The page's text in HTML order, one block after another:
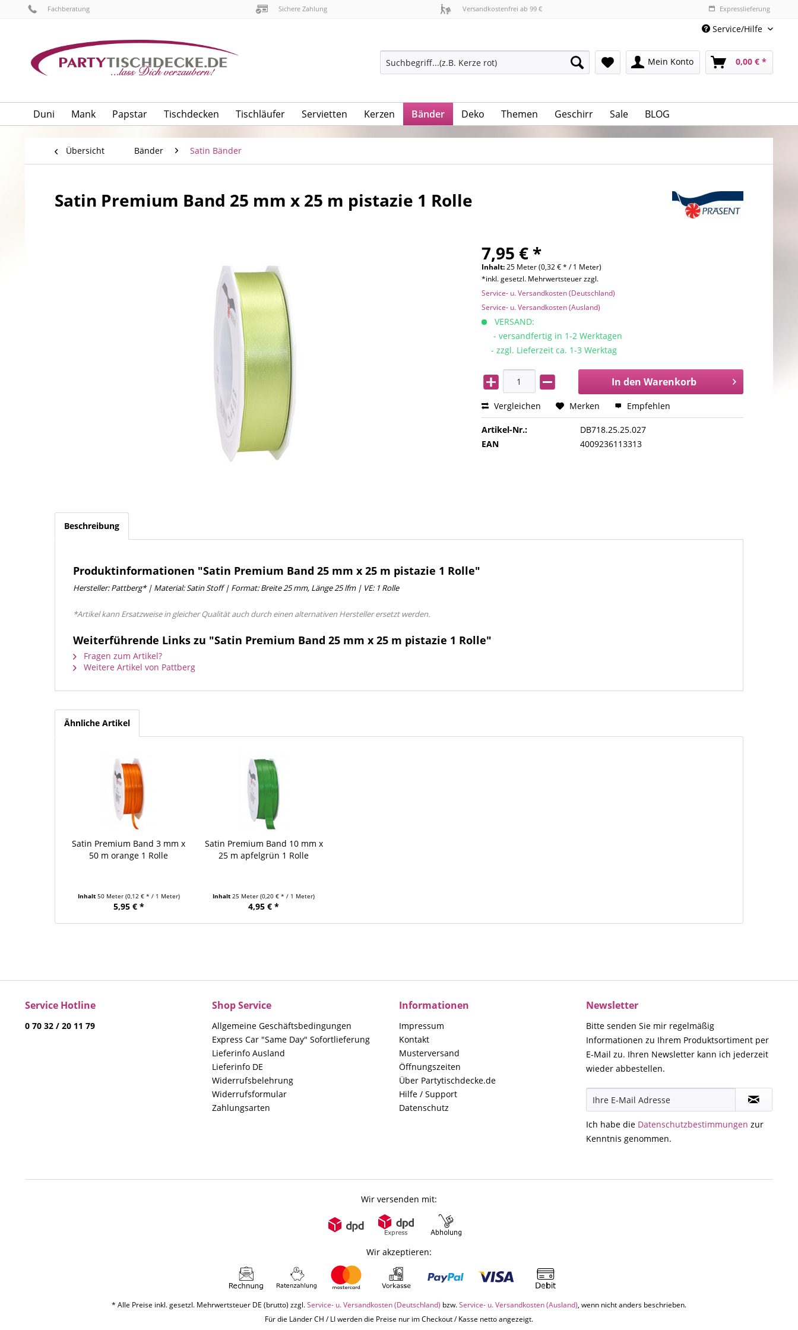
Fachberatung Sichere Zahlung Versandkostenfrei ab 99 € Expresslieferung
Service/Hilfe
Mein Konto 0,00 € *
Duni Mank Papstar Tischdecken Tischläufer Servietten Kerzen Bänder Deko Themen Geschirr Sale BLOG
Übersicht Bänder Satin Bänder
Satin Premium Band 25 mm x 25 m pistazie 1 Rolle
7,95 € *
Inhalt:25 Meter (0,32 € * / 1 Meter)
*inkl. gesetzl. Mehrwertsteuer zzgl.
Service- u. Versandkosten (Deutschland)
Service- u. Versandkosten (Ausland)
VERSAND:
- versandfertig in 1-2 Werktagen
- zzgl. Lieferzeit ca. 1-3 Werktag
In den Warenkorb
Vergleichen Merken Empfehlen
Artikel-Nr.:
DB718.25.25.027
EAN
4009236113313
Beschreibung
Produktinformationen "Satin Premium Band 25 mm x 25 m pistazie 1 Rolle"
Hersteller: Pattberg* | Material: Satin Stoff | Format: Breite 25 mm, Länge 25 lfm | VE: 1 Rolle
*Artikel kann Ersatzweise in gleicher Qualität auch durch einen alternativen Hersteller ersetzt werden.
Weiterführende Links zu "Satin Premium Band 25 mm x 25 m pistazie 1 Rolle"
Fragen zum Artikel?
Weitere Artikel von Pattberg
Ähnliche Artikel
Satin Premium Band 3 mm x
50 m orange 1 Rolle
Inhalt 50 Meter (0,12 € * / 1 Meter)
5,95 € *
Satin Premium Band 10 mm x
25 m apfelgrün 1 Rolle
Inhalt25 Meter(0,20 € * / 1 Meter)
4,95 € *
Service Hotline
0 70 32 / 20 11 79
Shop Service
Allgemeine Geschäftsbedingungen
Express Car "Same Day" Sofortlieferung
Lieferinfo Ausland
Lieferinfo DE
Widerrufsbelehrung
Widerrufsformular
Zahlungsarten
Informationen
Impressum
Kontakt
Musterversand
Öffnungszeiten
Über Partytischdecke.de
Hilfe / Support
Datenschutz
Newsletter
Bitte senden Sie mir regelmäßig
Informationen zu Ihrem Produktsortiment per
E-Mail zu. Ihren Newsletter kann ich jederzeit
wieder abbestellen.
Ich habe die Datenschutzbestimmungen zur
Kenntnis genommen.
Wir versenden mit:
Wir akzeptieren:
* Alle Preise inkl. gesetzl. Mehrwertsteuer DE (brutto) zzgl.Service- u. Versandkosten (Deutschland) bzw.Service- u. Versandkosten (Ausland), wenn nicht anders beschrieben.
Für die Länder CH / LI werden die Preise nur im Checkout / Kasse netto angezeigt.